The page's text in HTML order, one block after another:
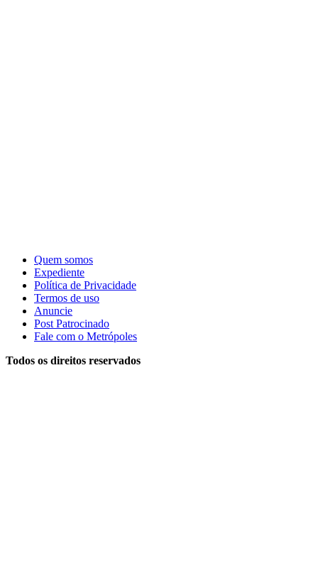
Quem somos
Expediente
Política de Privacidade
Termos de uso
Anuncie
Post Patrocinado
Fale com o Metrópoles
Todos os direitos reservados